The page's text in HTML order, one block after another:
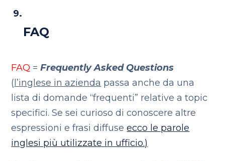
FAQ
FAQ =Frequently Asked Questions
( l’inglese in azienda passa anche da una
lista di domande “frequenti” relative a topic
specifici. Se sei curioso di conoscere altre
espressioni e frasi diffuseecco le parole
inglesi più utilizzate in ufficio.)